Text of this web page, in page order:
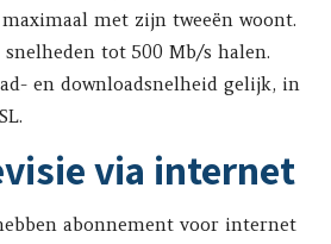
met zijn tweeën woont.
tot 500 Mb/s halen.
en downloadsnelheid gelijk, in
via internet
abonnement voor internet